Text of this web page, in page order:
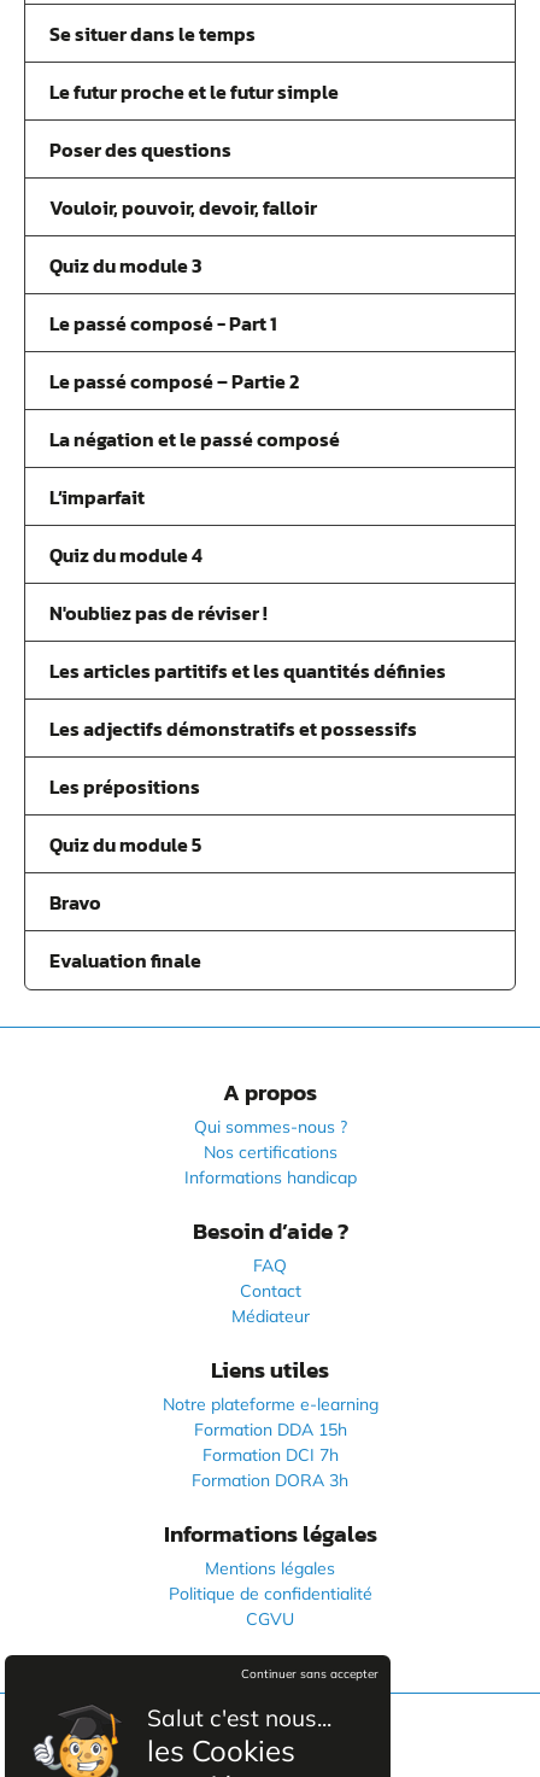
Se situer dans le temps
Le futur proche et le futur simple
Poser des questions
Vouloir, pouvoir, devoir, falloir
Quiz du module 3
Le passé composé - Part 1
Le passé composé – Partie 2
La négation et le passé composé
L’imparfait
Quiz du module 4
N'oubliez pas de réviser !
Les articles partitifs et les quantités définies
Les adjectifs démonstratifs et possessifs
Les prépositions
Quiz du module 5
Bravo
Evaluation finale
A propos
Qui sommes-nous ?
Nos certifications
Informations handicap
Besoin d’aide ?
FAQ
Contact
Médiateur
Liens utiles
Notre plateforme e-learning
Formation DDA 15h
Formation DCI 7h
Formation DORA 3h
Informations légales
Mentions légales
Politique de confidentialité
CGVU
Facebook
Salut c'est nous...
les Cookies
Continuer sans accepter